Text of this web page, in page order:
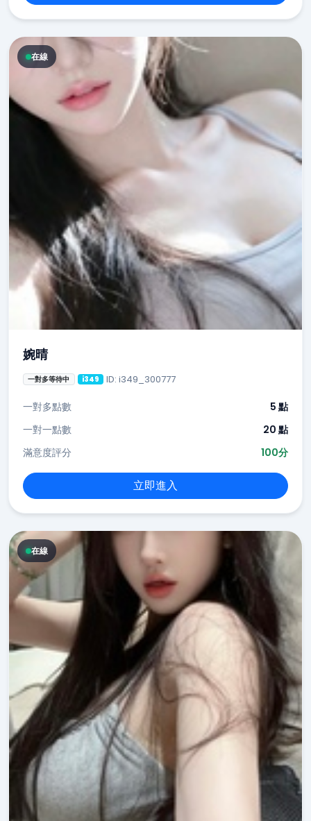
在線
婉晴
一對多等待中 i349 ID: i349_300777
一對多點數
5 點
一對一點數
20 點
滿意度評分
100分
立即進入
在線